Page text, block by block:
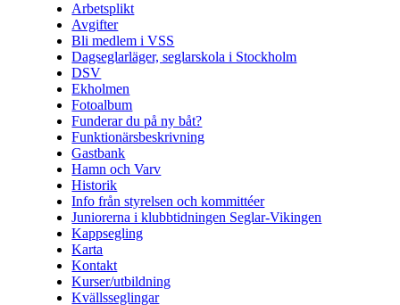
Arbetsplikt
Avgifter
Bli medlem i VSS
Dagseglarläger, seglarskola i Stockholm
DSV
Ekholmen
Fotoalbum
Funderar du på ny båt?
Funktionärsbeskrivning
Gastbank
Hamn och Varv
Historik
Info från styrelsen och kommittéer
Juniorerna i klubbtidningen Seglar-Vikingen
Kappsegling
Karta
Kontakt
Kurser/utbildning
Kvällsseglingar